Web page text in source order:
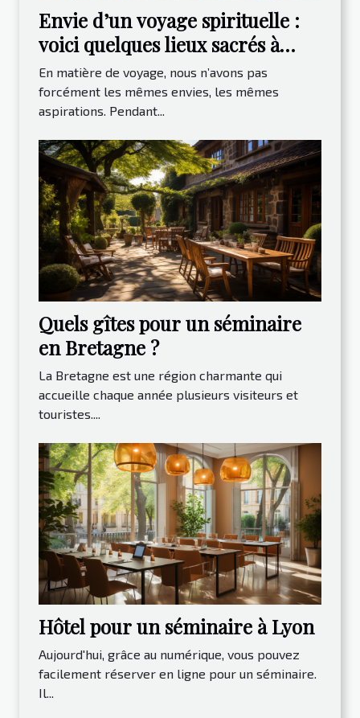
Envie d’un voyage spirituelle :
voici quelques lieux sacrés à
visiter
En matière de voyage, nous n’avons pas
forcément les mêmes envies, les mêmes
aspirations. Pendant...
Quels gîtes pour un séminaire
en Bretagne ?
La Bretagne est une région charmante qui
accueille chaque année plusieurs visiteurs et
touristes....
Hôtel pour un séminaire à Lyon
Aujourd'hui, grâce au numérique, vous pouvez
facilement réserver en ligne pour un séminaire.
Il...